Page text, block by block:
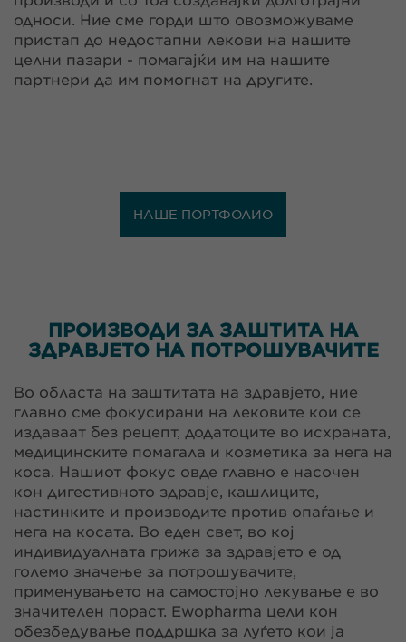
односи. Ние сме горди што овозможуваме
пристап до недостапни лекови на нашите
целни пазари - помагајќи им на нашите
партнери да им помогнат на другите.
НАШЕ ПОРТФОЛИО
ПРОИЗВОДИ ЗА ЗАШТИТА НА
ЗДРАВЈЕТО НА ПОТРОШУВАЧИТЕ
Во областа на заштитата на здравјето, ние
главно сме фокусирани на лековите кои се
издаваат без рецепт, додатоците во исхраната,
медицинските помагала и козметика за нега на
коса. Нашиот фокус овде главно е насочен
кон дигестивното здравје, кашлиците,
настинките и производите против опаѓање и
нега на косата. Во еден свет, во кој
индивидуалната грижа за здравјето е од
големо значење за потрошувачите,
применувањето на самостојно лекување е во
значителен пораст. Ewopharma цели кон
обезбедување поддршка за луѓето кои ја